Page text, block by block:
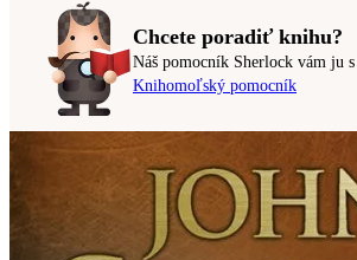
Chcete poradiť knihu?
Náš pomocník Sherlock vám ju
Knihomoľský pomocník